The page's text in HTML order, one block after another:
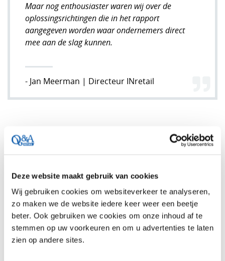
Deze website maakt gebruik van cookies
Wij gebruiken cookies om websiteverkeer te analyseren,
zo maken we de website iedere keer weer een beetje
beter. Ook gebruiken we cookies om onze inhoud af te
stemmen op uw voorkeuren en om u advertenties te laten
zien op andere sites.
Maar nog enthousiaster waren wij over de
oplossingsrichtingen die in het rapport
aangegeven worden waar ondernemers direct
mee aan de slag kunnen.
- Jan Meerman | Directeur INretail
DE TOEKOMST VAN
SPORTRETAIL
Als brancheorganisatie wil INretail haar ondernemers
zo goed mogelijk ondersteunen. De reden dat INretail
Q&A gevraagd heeft het onderzoek ‘Sportfocus 2019’